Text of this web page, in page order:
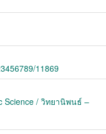
11869
Science / วิทยานิพนธ์ –